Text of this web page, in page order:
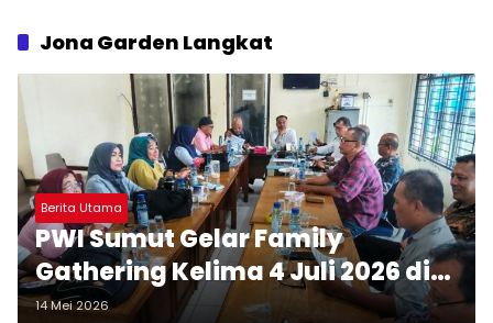
Jona Garden Langkat
Berita Utama
PWI Sumut Gelar Family
Gathering Kelima 4 Juli 2026 di
Jona Garden Langkat
14 Mei 2026